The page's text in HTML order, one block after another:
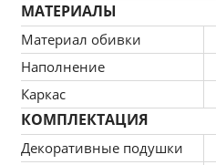
МАТЕРИАЛЫ
Материал обивки
Наполнение
Каркас
КОМПЛЕКТАЦИЯ
Декоративные подушки